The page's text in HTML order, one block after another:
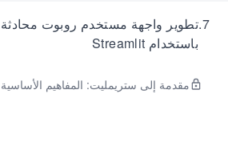
7
.تطوير واجهة مستخدم روبوت محادثة
باستخدام Streamlit
مقدمة إلى ستريمليت: المفاهيم الأساسية